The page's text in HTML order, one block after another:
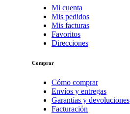
Mi cuenta
Mis pedidos
Mis facturas
Favoritos
Direcciones
Comprar
Cómo comprar
Envíos y entregas
Garantías y devoluciones
Facturación